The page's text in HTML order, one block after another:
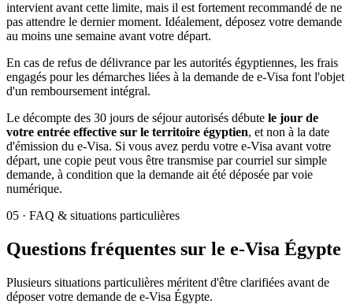
intervient avant cette limite, mais il est fortement recommandé de ne
pas attendre le dernier moment. Idéalement, déposez votre demande
au moins une semaine avant votre départ.
En cas de refus de délivrance par les autorités égyptiennes, les frais
engagés pour les démarches liées à la demande de e-Visa font l'objet
d'un remboursement intégral.
Le décompte des 30 jours de séjour autorisés débute le jour de
votre entrée effective sur le territoire égyptien, et non à la date
d'émission du e-Visa. Si vous avez perdu votre e-Visa avant votre
départ, une copie peut vous être transmise par courriel sur simple
demande, à condition que la demande ait été déposée par voie
numérique.
05 · FAQ & situations particulières
Questions fréquentes sur le e-Visa Égypte
Plusieurs situations particulières méritent d'être clarifiées avant de
déposer votre demande de e-Visa Égypte.